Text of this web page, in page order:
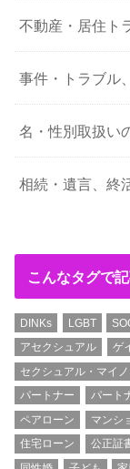
不動産・居住ト
事件・トラブル
名・性別取扱い
相続・遺言、終
こんなタグで
DINKs LGBT
アセクシュアル
ゲ
セクシュアル・マイ
パートナー
パート
ペアローン
マンシ
住宅ローン
公正証